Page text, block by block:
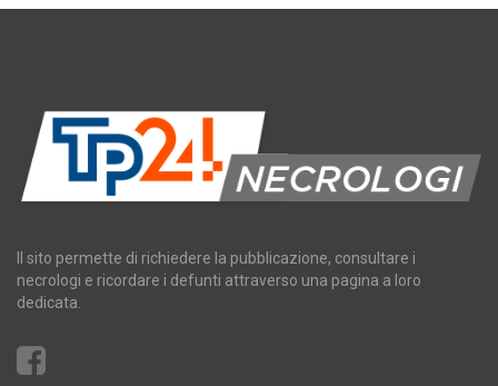
Il sito permette di richiedere la pubblicazione, consultare i
necrologi e ricordare i defunti attraverso una pagina a loro
dedicata.